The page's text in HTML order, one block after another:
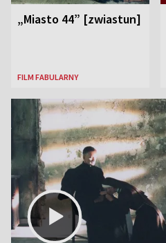
„Miasto 44” [zwiastun]
FILM FABULARNY